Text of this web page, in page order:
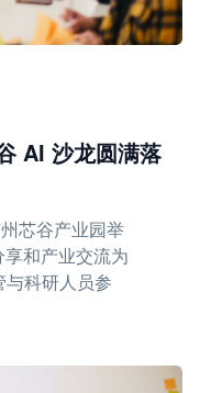
AI 沙龙圆满落
芯谷产业园举
和产业交流为
科研人员参